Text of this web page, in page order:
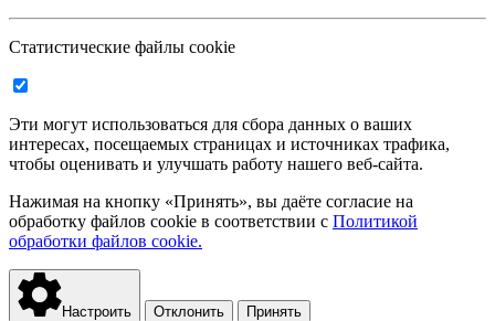
Статистические файлы cookie
Эти могут использоваться для сбора данных о ваших
интересах, посещаемых страницах и источниках трафика,
чтобы оценивать и улучшать работу нашего веб-сайта.
Нажимая на кнопку «Принять», вы даёте согласие на
обработку файлов cookie в соответствии с Политикой
обработки файлов cookie.
Настроить Отклонить Принять